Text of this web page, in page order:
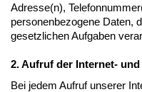
Adresse(n),
personenbezogene Daten,
gesetzlichen Aufgaben
2. Aufruf der Internet-
Bei jedem Aufruf unserer